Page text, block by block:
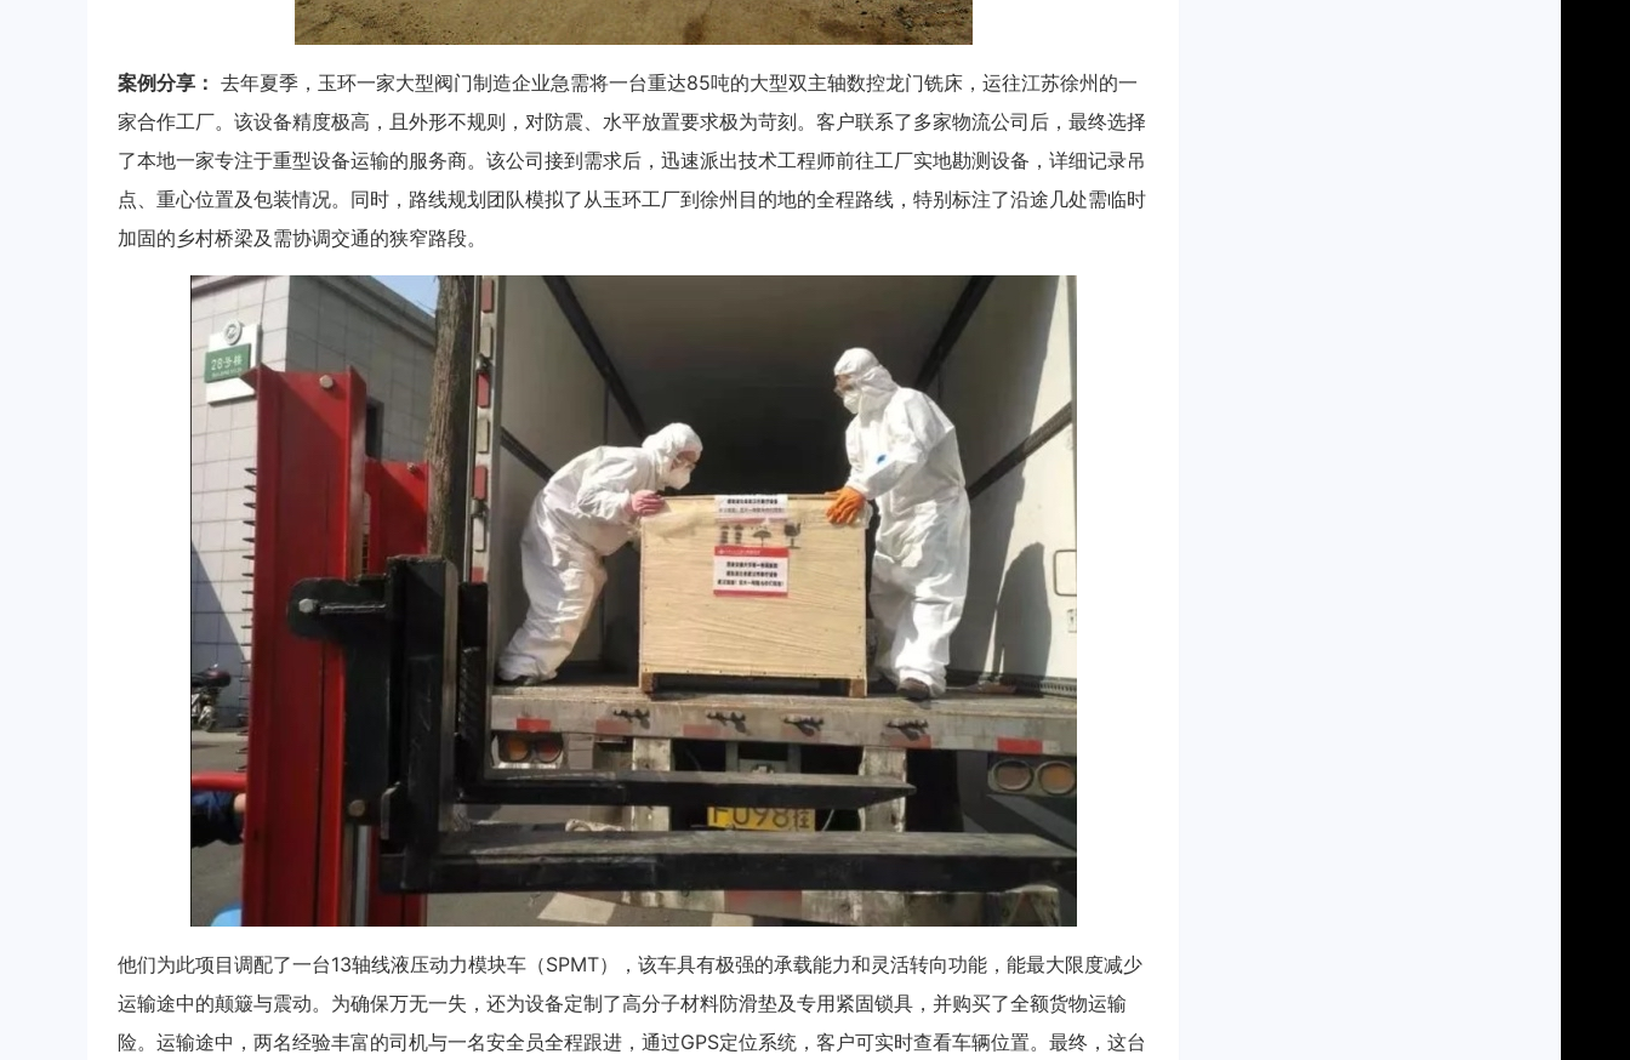
案例分享： 去年夏季，玉环一家大型阀门制造企业急需将一台重达85吨的大型双主轴数控龙门铣床，运往江苏徐州的一
家合作工厂。该设备精度极高，且外形不规则，对防震、水平放置要求极为苛刻。客户联系了多家物流公司后，最终选择
了本地一家专注于重型设备运输的服务商。该公司接到需求后，迅速派出技术工程师前往工厂实地勘测设备，详细记录吊
点、重心位置及包装情况。同时，路线规划团队模拟了从玉环工厂到徐州目的地的全程路线，特别标注了沿途几处需临时
加固的乡村桥梁及需协调交通的狭窄路段。
他们为此项目调配了一台13轴线液压动力模块车（SPMT），该车具有极强的承载能力和灵活转向功能，能最大限度减少
运输途中的颠簸与震动。为确保万无一失，还为设备定制了高分子材料防滑垫及专用紧固锁具，并购买了全额货物运输
险。运输途中，两名经验丰富的司机与一名安全员全程跟进，通过GPS定位系统，客户可实时查看车辆位置。最终，这台